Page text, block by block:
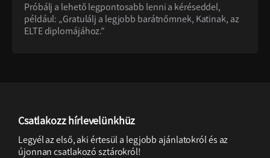
Próbálj a lehető legpontosabb lenni a kéréseddel,
például: „Gratulálj a legjobb barátnőmnek, Katinak, az
ELTE diplomájához.”
Csatlakozz hírlevelünkhüz
Legyél az első, aki értesül a legjobb ajánlatokról és az
újonnan csatlakozó sztárokról!